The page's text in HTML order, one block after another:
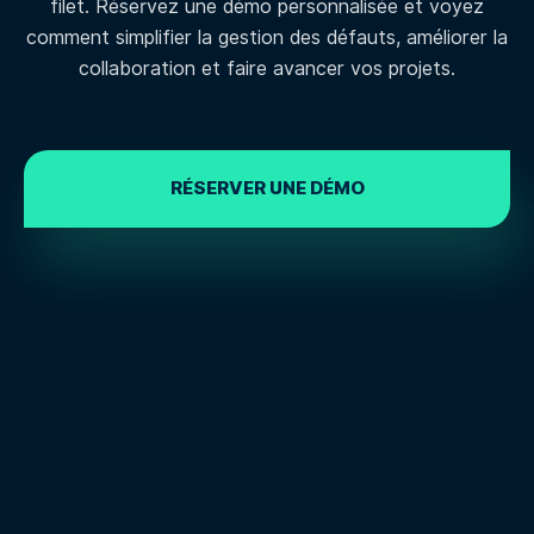
filet. Réservez une démo personnalisée et voyez
comment simplifier la gestion des défauts, améliorer la
collaboration et faire avancer vos projets.
RÉSERVER UNE DÉMO